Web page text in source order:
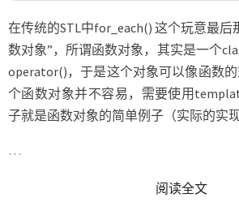
在传统的STL中for_each() 这个玩意最后
数对象”，所谓函数对象，其实是一个
operator()，于是这个对象可以像函数
个函数对象并不容易，需要使用
子就是函数对象的简单例子（实际的实
…
阅读全文READ